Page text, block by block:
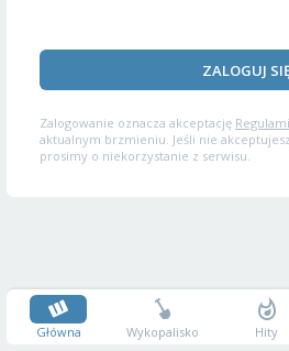
ZALOGUJ
Zalogowanie oznacza akceptację
aktualnym brzmieniu. Jeśli nie
prosimy o niekorzystanie z serwisu.
Główna Wykopalisko Hity